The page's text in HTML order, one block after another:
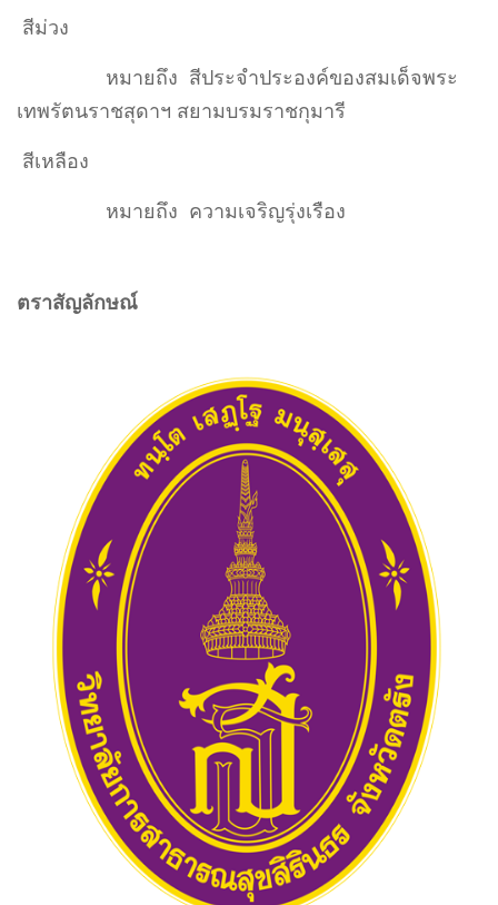
สีม่วง
หมายถึง สีประจำประองค์ของสมเด็จพระ
เทพรัตนราชสุดาฯ สยามบรมราชกุมารี
สีเหลือง
หมายถึง ความเจริญรุ่งเรือง
ตราสัญลักษณ์